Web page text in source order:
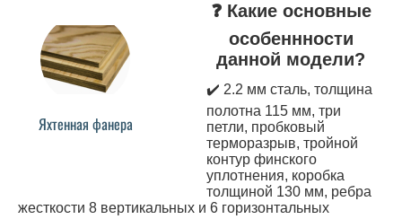
Яхтенная фанера
❓ Какие основные
особеннности
данной модели?
✔️ 2.2 мм сталь, толщина
полотна 115 мм, три
петли, пробковый
терморазрыв, тройной
контур финского
уплотнения, коробка
толщиной 130 мм, ребра
жесткости 8 вертикальных и 6 горизонтальных